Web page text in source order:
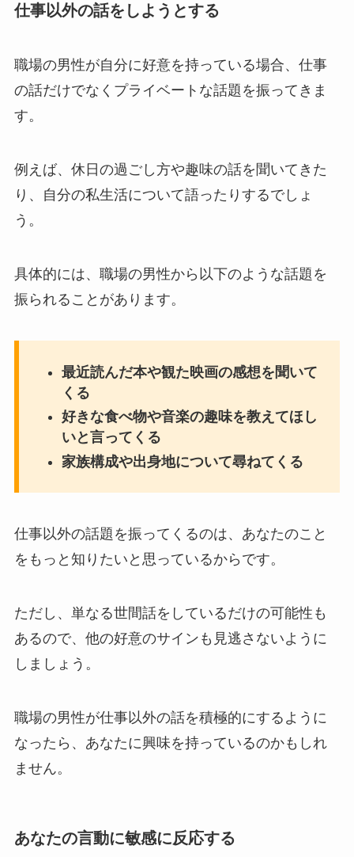
仕事以外の話をしようとする
職場の男性が自分に好意を持っている場合、仕事
の話だけでなくプライベートな話題を振ってきま
す。
例えば、休日の過ごし方や趣味の話を聞いてきた
り、自分の私生活について語ったりするでしょ
う。
具体的には、職場の男性から以下のような話題を
振られることがあります。
最近読んだ本や観た映画の感想を聞いて
くる
好きな食べ物や音楽の趣味を教えてほし
いと言ってくる
家族構成や出身地について尋ねてくる
仕事以外の話題を振ってくるのは、あなたのこと
をもっと知りたいと思っているからです。
ただし、単なる世間話をしているだけの可能性も
あるので、他の好意のサインも見逃さないように
しましょう。
職場の男性が仕事以外の話を積極的にするように
なったら、あなたに興味を持っているのかもしれ
ません。
あなたの言動に敏感に反応する